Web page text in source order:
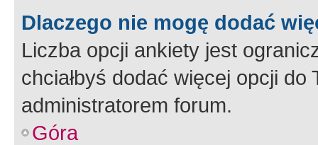
Dlaczego nie mogę dodać
Liczba opcji ankiety jest
chciałbyś dodać więcej opcji
administratorem forum.
Góra